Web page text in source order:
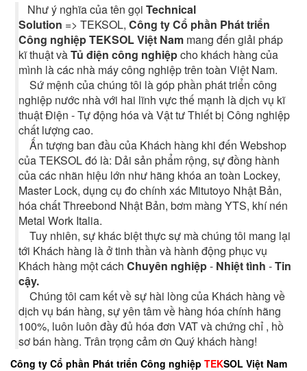
Như ý nghĩa của tên gọiTechnical
Solution => TEKSOL,Công ty Cổ phần Phát triển
Công nghiệp TEKSOL Việt Nam mang đến giải pháp
kĩ thuật vàTủ điện công nghiệpcho khách hàng của
mình là các nhà máy công nghiệp trên toàn Việt Nam.
Sứ mệnh của chúng tôi là góp phần phát triển công
nghiệp nước nhà với hai lĩnh vực thế mạnh là dịch vụ kĩ
thuật Điện - Tự động hóa và Vật tư Thiết bị Công nghiệp
chất lượng cao.
Ấn tượng ban đầu của Khách hàng khi đến Webshop
của TEKSOL đó là: Dải sản phẩm rộng, sự đồng hành
của các nhãn hiệu lớn như hãng khóa an toàn Lockey,
Master Lock, dụng cụ đo chính xác Mitutoyo Nhật Bản,
hóa chất Threebond Nhật Bản, bơm màng YTS, khí nén
Metal Work Italia.
Tuy nhiên, sự khác biệt thực sự mà chúng tôi mang lại
tới Khách hàng là ở tinh thần và hành động phục vụ
Khách hàng một cáchChuyên nghiệp- Nhiệt tình -Tin
cậy.
Chúng tôi cam kết về sự hài lòng của Khách hàng về
dịch vụ bán hàng, sự yên tâm về hàng hóa chính hãng
100%, luôn luôn đầy đủ hóa đơn VAT và chứng chỉ , hồ
sơ bán hàng. Trân trọng cảm ơn Quý khách hàng!
Công ty Cổ phần Phát triển Công nghiệp TEKSOL Việt Nam